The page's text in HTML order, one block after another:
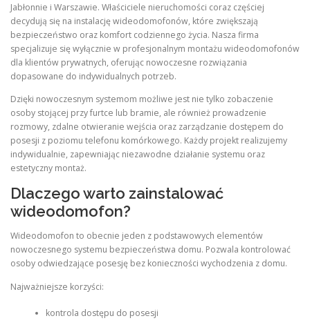
Jabłonnie i Warszawie. Właściciele nieruchomości coraz częściej
decydują się na instalację wideodomofonów, które zwiększają
bezpieczeństwo oraz komfort codziennego życia. Nasza firma
specjalizuje się wyłącznie w profesjonalnym montażu wideodomofonów
dla klientów prywatnych, oferując nowoczesne rozwiązania
dopasowane do indywidualnych potrzeb.
Dzięki nowoczesnym systemom możliwe jest nie tylko zobaczenie
osoby stojącej przy furtce lub bramie, ale również prowadzenie
rozmowy, zdalne otwieranie wejścia oraz zarządzanie dostępem do
posesji z poziomu telefonu komórkowego. Każdy projekt realizujemy
indywidualnie, zapewniając niezawodne działanie systemu oraz
estetyczny montaż.
Dlaczego warto zainstalować
wideodomofon?
Wideodomofon to obecnie jeden z podstawowych elementów
nowoczesnego systemu bezpieczeństwa domu. Pozwala kontrolować
osoby odwiedzające posesję bez konieczności wychodzenia z domu.
Najważniejsze korzyści:
kontrola dostępu do posesji